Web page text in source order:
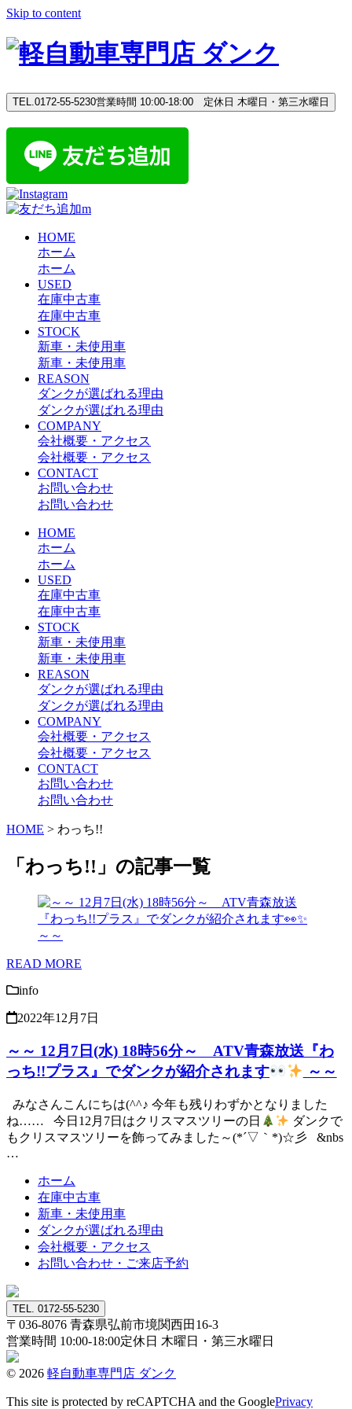
Skip to content
TEL.0172-55-5230営業時間 10:00-18:00 定休日 木曜日・第三水曜日
HOME
ホーム
ホーム
USED
在庫中古車
在庫中古車
STOCK
新車・未使用車
新車・未使用車
REASON
ダンクが選ばれる理由
ダンクが選ばれる理由
COMPANY
会社概要・アクセス
会社概要・アクセス
CONTACT
お問い合わせ
お問い合わせ
HOME
ホーム
ホーム
USED
在庫中古車
在庫中古車
STOCK
新車・未使用車
新車・未使用車
REASON
ダンクが選ばれる理由
ダンクが選ばれる理由
COMPANY
会社概要・アクセス
会社概要・アクセス
CONTACT
お問い合わせ
お問い合わせ
HOME > わっち!!
「わっち!!」の記事一覧
READ MORE
info
2022年12月7日
～～ 12月7日(水) 18時56分～ ATV青森放送『わ
っち!!プラス』でダンクが紹介されます
～～
みなさんこんにちは(^^♪ 今年も残りわずかとなりました
ね…… 今日12月7日はクリスマスツリーの日
ダンクで
もクリスマスツリーを飾ってみました～(*´▽｀*)☆彡 &nbs
…
ホーム
在庫中古車
新車・未使用車
ダンクが選ばれる理由
会社概要・アクセス
お問い合わせ・ご来店予約
TEL. 0172-55-5230
〒036-8076 青森県弘前市境関西田16-3
営業時間 10:00-18:00定休日 木曜日・第三水曜日
© 2026 軽自動車専門店 ダンク
This site is protected by reCAPTCHA and the GooglePrivacy